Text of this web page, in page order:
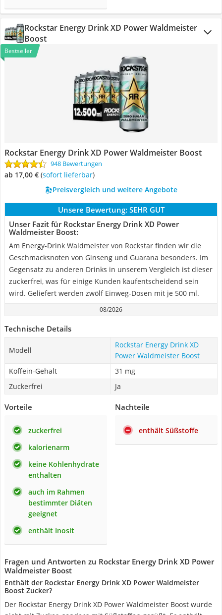
Rockstar Energy Drink XD Power Waldmeister
Boost
Bestseller
Rockstar Energy Drink XD Power Waldmeister Boost
948 Bewertungen
ab 17,00 € ( Sofort lieferbar)
Preisvergleich und weitere Angebote
Unsere Bewertung: SEHR GUT
Unser Fazit für Rockstar Energy Drink XD Power
Waldmeister Boost:
Am Energy-Drink Waldmeister von Rockstar finden wir die
Geschmacksnoten von Ginseng und Guarana besonders. Im
Gegensatz zu anderen Drinks in unserem Vergleich ist dieser
zuckerfrei, was für einige Kunden kaufentscheidend sein
wird. Geliefert werden zwölf Einweg-Dosen mit je 500 ml.
08/2026
Technische Details
Modell
Rockstar Energy Drink XD
Power Waldmeister Boost
Koffein-Gehalt
31 mg
Zuckerfrei
Ja
Vorteile
zuckerfrei
kalorienarm
keine Kohlenhydrate
enthalten
auch im Rahmen
bestimmter Diäten
geeignet
enthält Inosit
Nachteile
enthält Süßstoffe
Fragen und Antworten zu Rockstar Energy Drink XD Power
Waldmeister Boost
Enthält der Rockstar Energy Drink XD Power Waldmeister
Boost Zucker?
Der Rockstar Energy Drink XD Power Waldmeister Boost wurde